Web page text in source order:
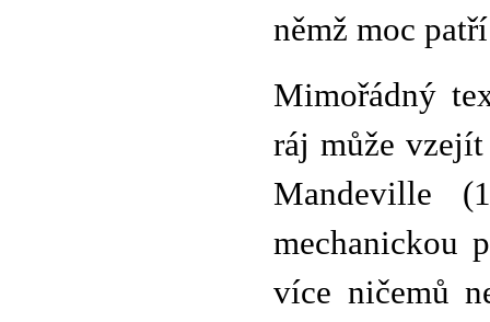
němž moc
Mimořádný
ráj může
Mandeville
mechanickou
více ničemů